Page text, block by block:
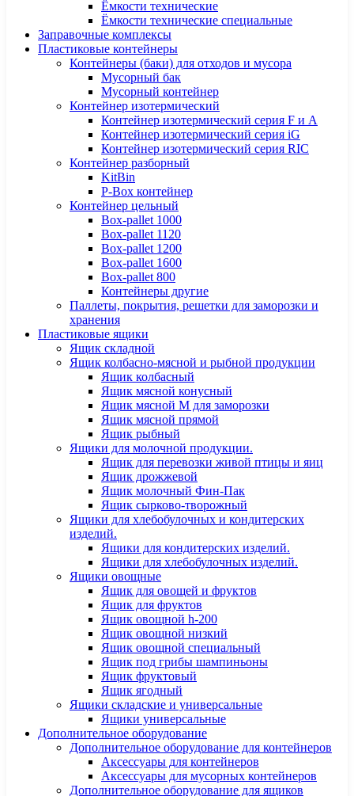
Ёмкости технические
Ёмкости технические специальные
Заправочные комплексы
Пластиковые контейнеры
Контейнеры (баки) для отходов и мусора
Мусорный бак
Мусорный контейнер
Контейнер изотермический
Контейнер изотермический серия F и А
Контейнер изотермический серия iG
Контейнер изотермический серия RIC
Контейнер разборный
KitBin
P-Box контейнер
Контейнер цельный
Box-pallet 1000
Box-pallet 1120
Box-pallet 1200
Box-pallet 1600
Box-pallet 800
Контейнеры другие
Паллеты, покрытия, решетки для заморозки и
хранения
Пластиковые ящики
Ящик складной
Ящик колбасно-мясной и рыбной продукции
Ящик колбасный
Ящик мясной конусный
Ящик мясной М для заморозки
Ящик мясной прямой
Ящик рыбный
Ящики для молочной продукции.
Ящик для перевозки живой птицы и яиц
Ящик дрожжевой
Ящик молочный Фин-Пак
Ящик сырково-творожный
Ящики для хлебобулочных и кондитерских
изделий.
Ящики для кондитерских изделий.
Ящики для хлебобулочных изделий.
Ящики овощные
Ящик для овощей и фруктов
Ящик для фруктов
Ящик овощной h-200
Ящик овощной низкий
Ящик овощной специальный
Ящик под грибы шампиньоны
Ящик фруктовый
Ящик ягодный
Ящики складские и универсальные
Ящики универсальные
Дополнительное оборудование
Дополнительное оборудование для контейнеров
Аксессуары для контейнеров
Аксессуары для мусорных контейнеров
Дополнительное оборудование для ящиков